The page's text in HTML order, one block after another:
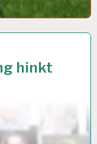
hinkt